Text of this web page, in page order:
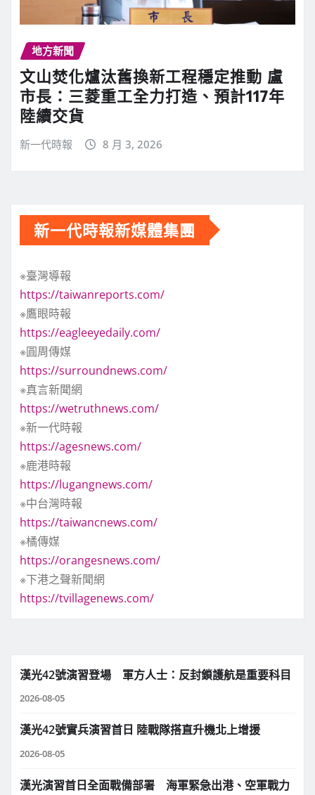
地方新聞
文山焚化爐汰舊換新工程穩定推動 盧
市長：三菱重工全力打造、預計117年
陸續交貨
新一代時報 8 月 3, 2026
新一代時報新媒體集團
※臺灣導報
https://taiwanreports.com/
※鷹眼時報
https://eagleeyedaily.com/
※圓周傳媒
https://surroundnews.com/
※真言新聞網
https://wetruthnews.com/
※新一代時報
https://agesnews.com/
※鹿港時報
https://lugangnews.com/
※中台灣時報
https://taiwancnews.com/
※橘傳媒
https://orangesnews.com/
※下港之聲新聞網
https://tvillagenews.com/
漢光42號演習登場 軍方人士：反封鎖護航是重要科目
2026-08-05
漢光42號實兵演習首日 陸戰隊搭直升機北上增援
2026-08-05
漢光演習首日全面戰備部署 海軍緊急出港、空軍戰力